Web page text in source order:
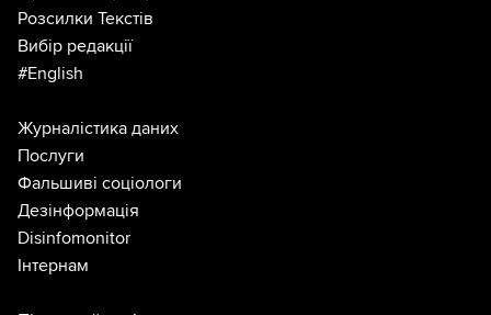
Розсилки Текстів
Вибір редакції
#English
Журналістика даних
Послуги
Фальшиві соціологи
Дезінформація
Disinfomonitor
Інтернам